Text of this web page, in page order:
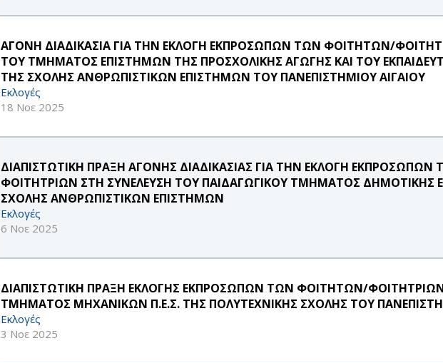
ΑΓΟΝΗ ΔΙΑΔΙΚΑΣΙΑ ΓΙΑ ΤΗΝ ΕΚΛΟΓΗ ΕΚΠΡΟΣΩΠΩΝ ΤΩΝ ΦΟΙΤΗΤΩΝ/
ΤΟΥ ΤΜΗΜΑΤΟΣ ΕΠΙΣΤΗΜΩΝ ΤΗΣ ΠΡΟΣΧΟΛΙΚΗΣ ΑΓΩΓΗΣ ΚΑΙ ΤΟΥ
ΤΗΣ ΣΧΟΛΗΣ ΑΝΘΡΩΠΙΣΤΙΚΩΝ ΕΠΙΣΤΗΜΩΝ ΤΟΥ ΠΑΝΕΠΙΣΤΗΜΙΟΥ ΑΙΓΑΙΟΥ
Εκλογές
18 Νοε 2025
ΔΙΑΠΙΣΤΩΤΙΚΗ ΠΡΑΞΗ ΑΓΟΝΗΣ ΔΙΑΔΙΚΑΣΙΑΣ ΓΙΑ ΤΗΝ ΕΚΛΟΓΗ
ΦΟΙΤΗΤΡΙΩΝ ΣΤΗ ΣΥΝΕΛΕΥΣΗ ΤΟΥ ΠΑΙΔΑΓΩΓΙΚΟΥ ΤΜΗΜΑΤΟΣ ΔΗΜΟΤΙΚΗΣ
ΣΧΟΛΗΣ ΑΝΘΡΩΠΙΣΤΙΚΩΝ ΕΠΙΣΤΗΜΩΝ
Εκλογές
6 Νοε 2025
ΔΙΑΠΙΣΤΩΤΙΚΗ ΠΡΑΞΗ ΕΚΛΟΓΗΣ ΕΚΠΡΟΣΩΠΩΝ ΤΩΝ ΦΟΙΤΗΤΩΝ/
ΤΜΗΜΑΤΟΣ ΜΗΧΑΝΙΚΩΝ Π.Ε.Σ. ΤΗΣ ΠΟΛΥΤΕΧΝΙΚΗΣ ΣΧΟΛΗΣ ΤΟΥ
Εκλογές
3 Νοε 2025